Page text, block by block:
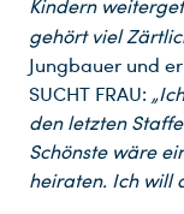
Kindern
gehört viel
Jungbauer und
SUCHT FRAU:
den letzten
Schönste wäre
heiraten. Ich will